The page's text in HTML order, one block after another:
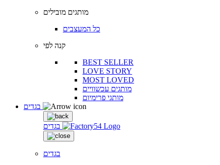
מותגים מובילים
כל המעצבים
קנה לפי
BEST SELLER
LOVE STORY
MOST LOVED
מותגים עכשוויים
מותגי פרימיום
בגדים
בגדים